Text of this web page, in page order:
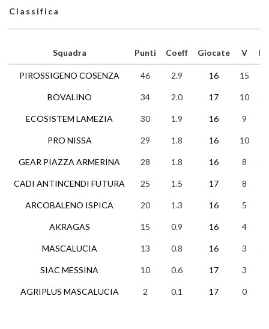
Classifica
Squadra
PIROSSIGENO COSENZA
BOVALINO
ECOSISTEM LAMEZIA
PRO NISSA
GEAR PIAZZA ARMERINA
CADI ANTINCENDI FUTURA
ARCOBALENO ISPICA
AKRAGAS
MASCALUCIA
SIAC MESSINA
AGRIPLUS MASCALUCIA
Punti Coeff Giocate V N
46 2.9 16 15
34 2.0 17 10
30 1.9 16 9
29 1.8 16 10
28 1.8 16 8
25 1.5 17 8
20 1.3 16 5
15 0.9 16 4
13 0.8 16 3
10 0.6 17 3
2 0.1 17 0